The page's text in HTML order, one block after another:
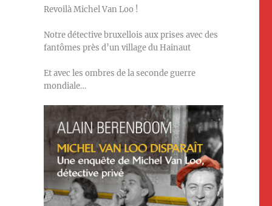
Revoilà Michel Van Loo !
Notre détective bruxellois aux prises avec des
fantômes près d’un village du Hainaut
Et avec les ombres de la seconde guerre
mondiale…